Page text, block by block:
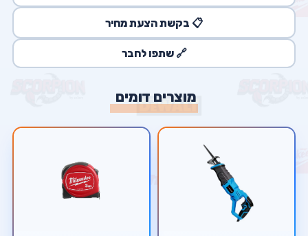
📋 בקשת הצעת מחיר
🔗 שתפו לחבר
מוצרים דומים